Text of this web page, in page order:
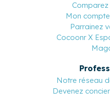
Mon
Parrainez
Cocoonr X
Notre réseau
Devenez